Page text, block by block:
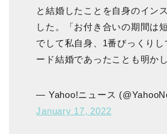
と結婚したことを自身のイン
した。「お付き合いの期間は
でして私自身、1番びっくり
ード結婚であったことも明かし
— Yahoo!ニュース
January 17, 2022